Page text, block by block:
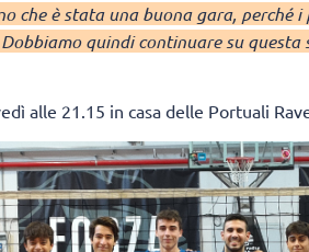
che è stata una buona gara,
quindi continuare su
alle 21.15 in casa delle Portuali